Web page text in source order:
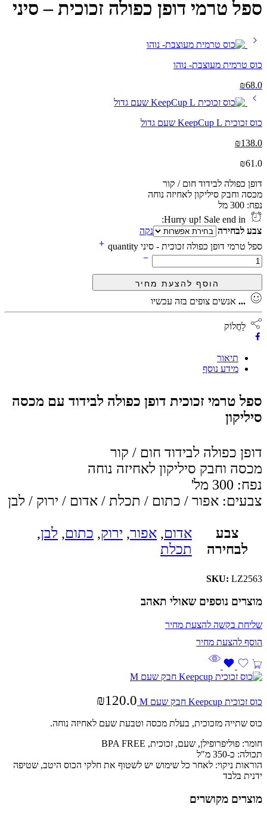
ספל טרמי דופן כפולה זכוכית – סיני
כוס טרמית מעוצבת- נוהו
₪68.0
כוס זכוכית KeepCup L שעם גדול
₪138.0
₪61.0
דופן כפולה לבידוד חום / קור
מכסה וחבק סיליקון לאחיזה נוחה
נפח: 300 מל
צבע לבחירה
נקה
ספל טרמי דופן כפולה זכוכית - סיני quantity
... אנשים צופים בזה עכשיו
לַחֲלוֹק
תיאור
מידע נוסף
ספל טרמי זכוכית דופן כפולה לבידוד עם מכסה
סיליקון
דופן כפולה לבידוד חום / קור
מכסה וחבק סיליקון לאחיזה נוחה
נפח: 300 מל'
צבעים: אפור / כתום / תכלת / אדום / ירוק / לבן
צבע
לבחירה
אדום, אפור, ירוק, כתום, לבן,
תכלת
SKU: LZ2563
מוצרים נוספים שאולי תאהב
שליחת בקשה להצעת מחיר
כוס זכוכית Keepcup חבק שעם M ₪120.0
כוס שתייה מזכוכית, בעלת מכסה וטבעת שעם לאחיזה נוחה.
חומר: פוליפרופילן, שעם, זכוכית, BPA FREE
תכולה: כ-350 מ"ל
הוראות ניקוי: לאחר כל שימוש יש לשטוף את חלקי הכוס היטב, שטיפה
ידנית בלבד
מוצרים מקושרים